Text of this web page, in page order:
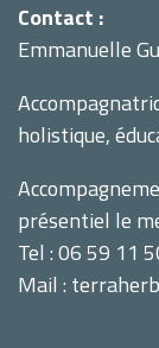
Contact :
Emmanuelle
holistique,
présentiel le
Tel : 06 59 11
Mail :